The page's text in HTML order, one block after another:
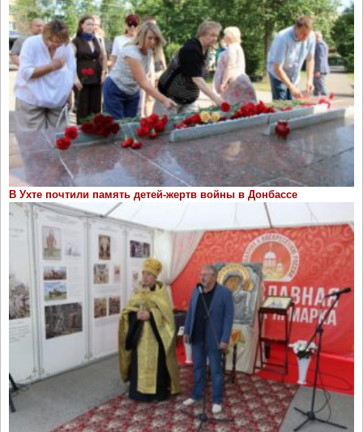
В Ухте почтили память детей-жертв войны в Донбассе